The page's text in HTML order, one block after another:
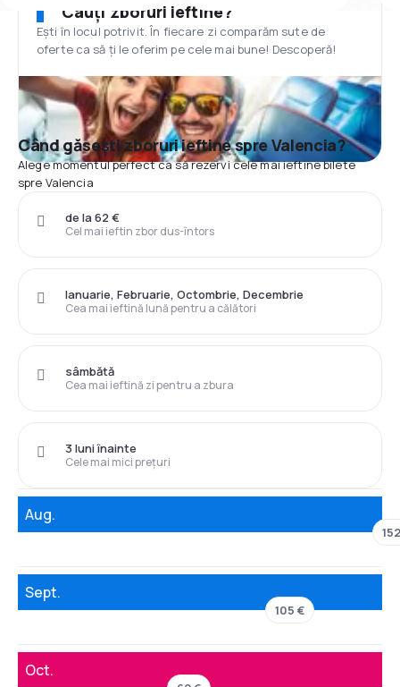
Cauți zboruri ieftine?
Ești în locul potrivit. În fiecare zi comparăm sute de
oferte ca să ți le oferim pe cele mai bune! Descoperă!
Când găsești zboruri ieftine spre Valencia?
Alege momentul perfect ca să rezervi cele mai ieftine bilete
spre Valencia
Cel mai ieftin zbor dus-întors
de la 62 €
Cea mai ieftină lună pentru a călători
Ianuarie, Februarie, Octombrie, Decembrie
Cea mai ieftină zi pentru a zbura
sâmbătă
Cele mai mici prețuri
3 luni înainte
Aug.
Sept.
105 €
Oct.